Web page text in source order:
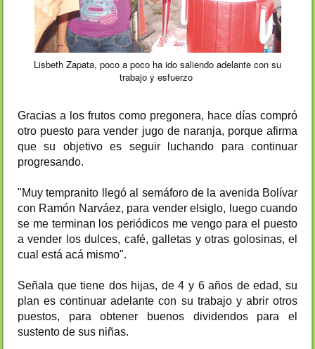
Lisbeth Zapata, poco a poco ha ido saliendo adelante con su
trabajo y esfuerzo
Gracias a los frutos como pregonera, hace días compró
otro puesto para vender jugo de naranja, porque afirma
que su objetivo es seguir luchando para continuar
progresando.
"Muy tempranito llegó al semáforo de la avenida Bolívar
con Ramón Narváez, para vender elsiglo, luego cuando
se me terminan los periódicos me vengo para el puesto
a vender los dulces, café, galletas y otras golosinas, el
cual está acá mismo".
Señala que tiene dos hijas, de 4 y 6 años de edad, su
plan es continuar adelante con su trabajo y abrir otros
puestos, para obtener buenos dividendos para el
sustento de sus niñas.